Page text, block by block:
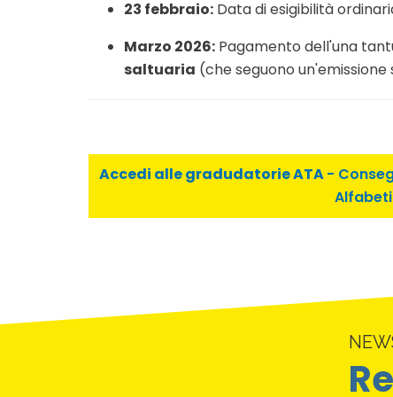
23 febbraio: Data di esigibilità
Marzo 2026: Pagamento dell'una
saltuaria (che seguono
Accedi alle gradudatorie ATA-